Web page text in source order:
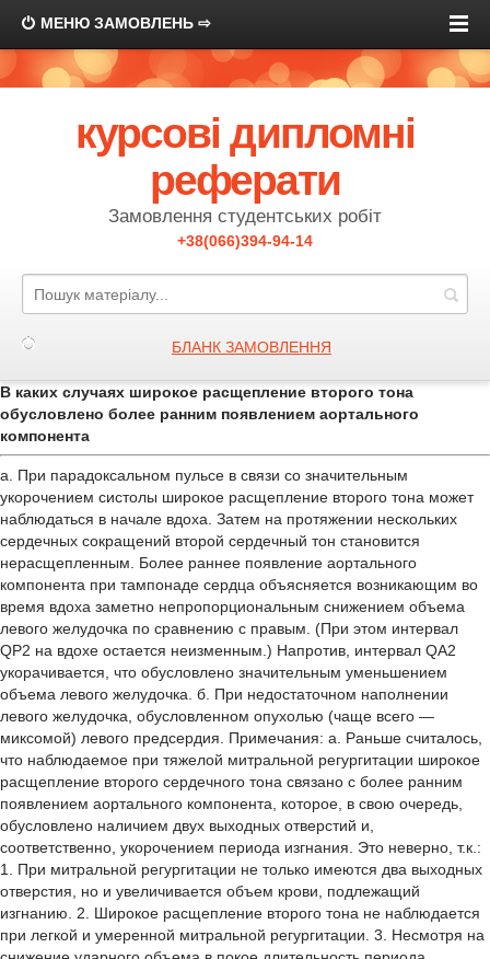
МЕНЮ ЗАМОВЛЕНЬ ⇨
курсові дипломні
реферати
Замовлення студентських робіт
+38(066)394-94-14
БЛАНК ЗАМОВЛЕННЯ
В каких случаях широкое расщепление второго тона
обусловлено более ранним появлением аортального
компонента
а. При парадоксальном пульсе в связи со значительным
укорочением систолы широкое расщепление второго тона может
наблюдаться в начале вдоха. Затем на протяжении нескольких
сердечных сокращений второй сердечный тон становится
нерасщепленным. Более раннее появление аортального
компонента при тампонаде сердца объясняется возникающим во
время вдоха заметно непропорциональным снижением объема
левого желудочка по сравнению с правым. (При этом интервал
QP2 на вдохе остается неизменным.) Напротив, интервал QA2
укорачивается, что обусловлено значительным уменьшением
объема левого желудочка. б. При недостаточном наполнении
левого желудочка, обусловленном опухолью (чаще всего —
миксомой) левого предсердия. Примечания: а. Раньше считалось,
что наблюдаемое при тяжелой митральной регургитации широкое
расщепление второго сердечного тона связано с более ранним
появлением аортального компонента, которое, в свою очередь,
обусловлено наличием двух выходных отверстий и,
соответственно, укорочением периода изгнания. Это неверно, т.к.:
1. При митральной регургитации не только имеются два выходных
отверстия, но и увеличивается объем крови, подлежащий
изгнанию. 2. Широкое расщепление второго тона не наблюдается
при легкой и умеренной митральной регургитации. 3. Несмотря на